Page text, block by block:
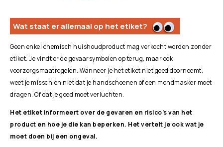
Wat staat er allemaal op het etiket?
Geen enkel chemisch huishoudproduct mag verkocht worden zonder
etiket. Je vindt er de gevaarsymbolen op terug, maar ook
voorzorgsmaatregelen. Wanneer je het etiket niet goed doorneemt,
weet je misschien niet dat je handschoenen of een mondmasker moet
dragen. Of dat je goed moet verluchten.
Het etiket informeert over de gevaren en risico’s van het
product en hoe je die kan beperken. Het vertelt je ook wat je
moet doen bij een ongeval.